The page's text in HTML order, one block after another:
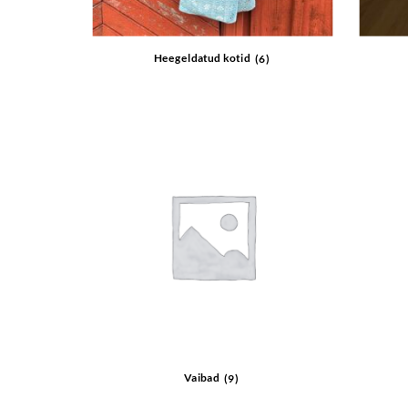
Heegeldatud kotid (6)
Vaibad (9)